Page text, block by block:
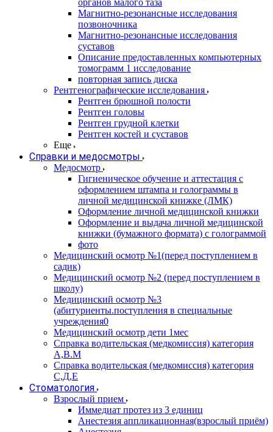
органов малого таза
Магнитно-резонансные исследования
позвоночника
Магнитно-резонансные исследования
суставов
Описание предоставленных компьютерных
томограмм 1 исследование
повторная запись диска
Рентгенографические исследования
Рентген брюшной полости
Рентген головы
Рентген грудной клетки
Рентген костей и суставов
Еще
Справки и медосмотры
Медосмотр
Гигиеническое обучение и аттестация с
оформлением штампа и голограммы в
личной медицинской книжке (ЛМК)
Оформление личной медицинской книжки
Оформление и выдача личной медицинской
книжки (бумажного формата) с голограммой
фото
Медицинский осмотр №1(перед поступлением в
садик)
Медицинский осмотр №2 (перед поступлением в
школу)
Медицинский осмотр №3
(абитуриенты.поступления в специальные
учреждения0
Медицинский осмотр дети 1мес
Справка водительская (медкомиссия) категория
А,В.М
Справка водительская (медкомиссия) категория
С,Д,Е
Стоматология
Взрослый прием
Иммедиат протез из 3 единиц
Анестезия аппликационная(взрослый приём)